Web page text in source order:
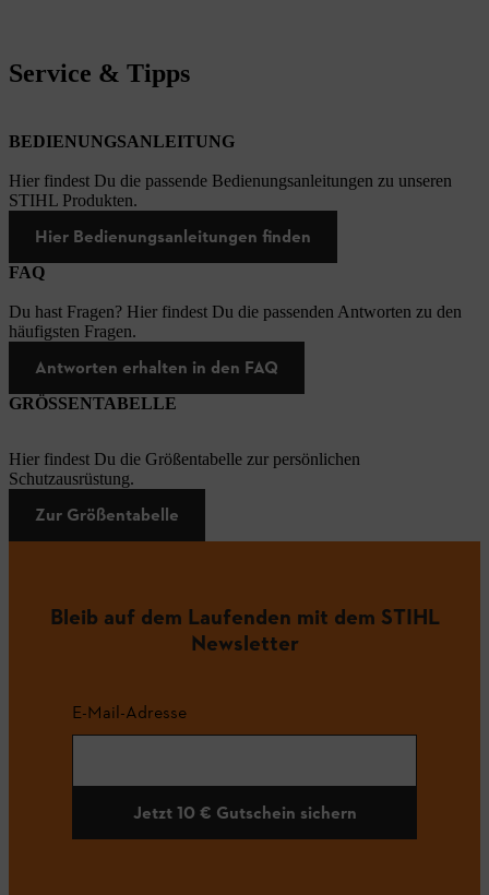
Service & Tipps
BEDIENUNGSANLEITUNG
Hier findest Du die passende Bedienungsanleitungen zu unseren
STIHL Produkten.
Hier Bedienungsanleitungen finden
FAQ
Du hast Fragen? Hier findest Du die passenden Antworten zu den
häufigsten Fragen.
Antworten erhalten in den FAQ
GRÖSSENTABELLE
Hier findest Du die Größentabelle zur persönlichen
Schutzausrüstung.
Zur Größentabelle
Bleib auf dem Laufenden mit dem STIHL
Newsletter
E-Mail-Adresse
Jetzt 10 € Gutschein sichern